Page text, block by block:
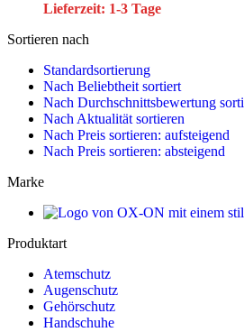
Lieferzeit: 1-3 Tage
Sortieren nach
Standardsortierung
Nach Beliebtheit sortiert
Nach Durchschnittsbewertung
Nach Aktualität sortieren
Nach Preis sortieren: aufsteigend
Nach Preis sortieren: absteigend
Marke
Produktart
Atemschutz
Augenschutz
Gehörschutz
Handschuhe